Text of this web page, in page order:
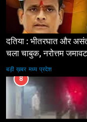
दतिया : भीतरघात और
चला चाबुक, नरोत्तम
बड़ी ख़बर मध्य प्रदेश
8